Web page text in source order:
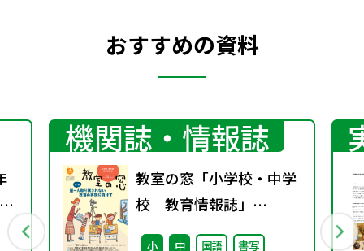
おすすめの資料
機関誌・情報誌
教室の窓「小学校・中学
校 教育情報誌」
vol.74 2025年1月発行
小 中 国語
書写